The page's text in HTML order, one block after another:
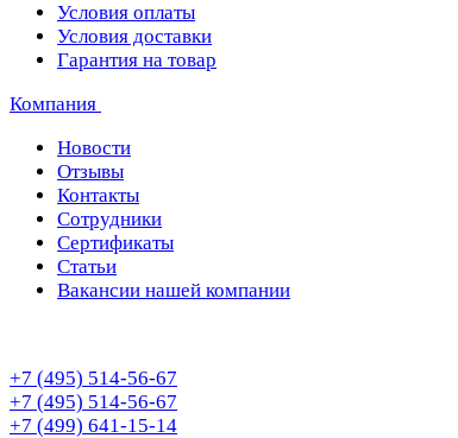
Условия оплаты
Условия доставки
Гарантия на товар
Компания
Новости
Отзывы
Контакты
Сотрудники
Сертификаты
Статьи
Вакансии нашей компании
+7 (495) 514-56-67
+7 (495) 514-56-67
+7 (499) 641-15-14